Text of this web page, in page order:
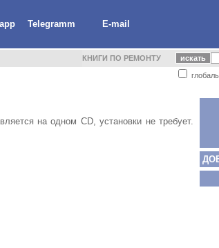
Telegramm E-mail
КНИГИ ПО РЕМОНТУ
на одном CD, установки не требует.